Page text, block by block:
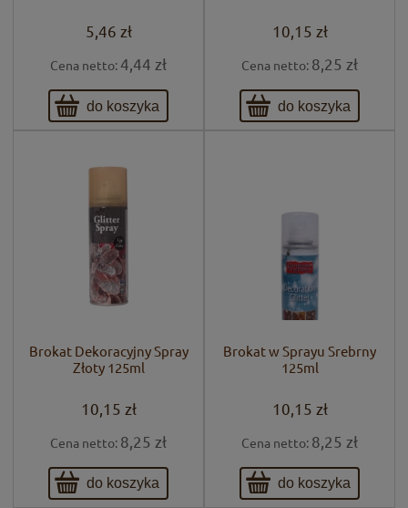
5,46 zł
Cena netto: 4,44 zł
do koszyka
10,15 zł
Cena netto: 8,25 zł
do koszyka
Brokat Dekoracyjny Spray
Złoty 125ml
10,15 zł
Cena netto: 8,25 zł
do koszyka
Brokat w Sprayu Srebrny
125ml
10,15 zł
Cena netto: 8,25 zł
do koszyka